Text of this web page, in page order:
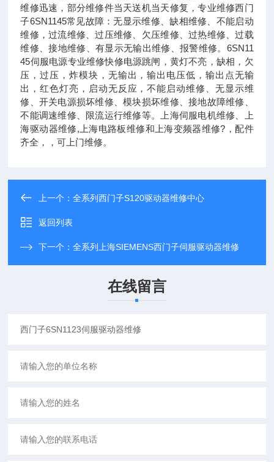
维修迅速，部分维修件当天送机当天修复，专业维修西门
子6SN1145常见故障：无显示维修、缺相维修、不能启动
维修，过流维修、过压维修、欠压维修、过热维修、过载
维修、接地维修、有显示无输出维修、报警维修。6SN11
45伺服电源专业维修快修电源跳闸，黄灯不亮，缺相，欠
压，过压，炸模块，无输出，输出电压低，输出点无输
出，红色灯亮，启动无反应，不能启动维修、无显示维
修、开关电源损坏维修、模块损坏维修、接地故障维修、
不能调速维修、限流运行维修等。上海伺服电机维修、上
海驱动器维修,上海电路板维修和上海变频器维修?，配件
齐全，，可上门维修。
上一个：全系列西门子S120驱动器维修中心
返回列表
下一个：全系列上海SIEMENS西门子伺服驱动器维修
在线留言